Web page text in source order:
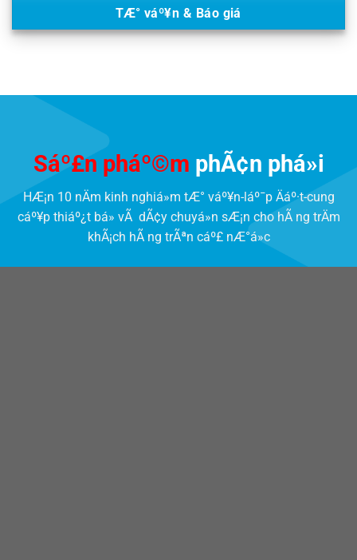
TÆ° váº¥n & Báo giá
Sáº£n pháº©m phÃ¢n phá»i
HÆ¡n 10 nÄm kinh nghiá»m tÆ° váº¥n-láº¯p Äáº·t-cung
cáº¥p thiáº¿t bá» vÃ dÃ¢y chuyá»n sÆ¡n cho hÃ ng trÄm
khÃ¡ch hÃ ng trÃªn cáº£ nÆ°á»c